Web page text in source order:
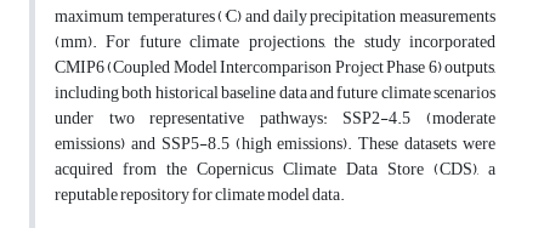
maximum temperatures (°C) and daily precipitation measurements
(mm). For future climate projections, the study incorporated
CMIP6 (Coupled Model Intercomparison Project Phase 6) outputs,
including both historical baseline data and future climate scenarios
under two representative pathways: SSP2-4.5 (moderate
emissions) and SSP5-8.5 (high emissions). These datasets were
acquired from the Copernicus Climate Data Store (CDS), a
reputable repository for climate model data.